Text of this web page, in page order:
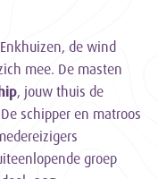
de wind
mee. De masten
, jouw thuis de
schipper en matroos
groep